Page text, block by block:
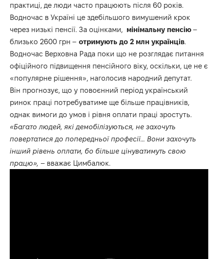
практиці, де люди часто працюють після 60 років.
Водночас в Україні це здебільшого вимушений крок
через низькі пенсії. За оцінками, мінімальну пенсію –
близько 2600 грн – отримують до 2 млн українців.
Водночас Верховна Рада поки що не розглядає питання
офіційного підвищення пенсійного віку, оскільки, це не є
«популярне рішення», наголосив народний депутат.
Він прогнозує, що у повоєнний період український
ринок праці потребуватиме ще більше працівників,
однак вимоги до умов і рівня оплати праці зростуть.
«Багато людей, які демобілізуються, не захочуть
повертатися до попередньої професії… Вони захочуть
інший рівень оплати, бо більше цінуватимуть свою
працю», – вважає Цимбалюк.